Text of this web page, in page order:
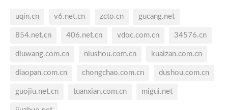
uqin.cn v6.net.cn zcto.cn gucang.net
854.net.cn 406.net.cn vdoc.com.cn 34576.cn
diuwang.com.cn niushou.com.cn kuaizan.com.cn
diaopan.com.cn chongchao.com.cn dushou.com.cn
guojiu.net.cn tuanxian.com.cn migui.net